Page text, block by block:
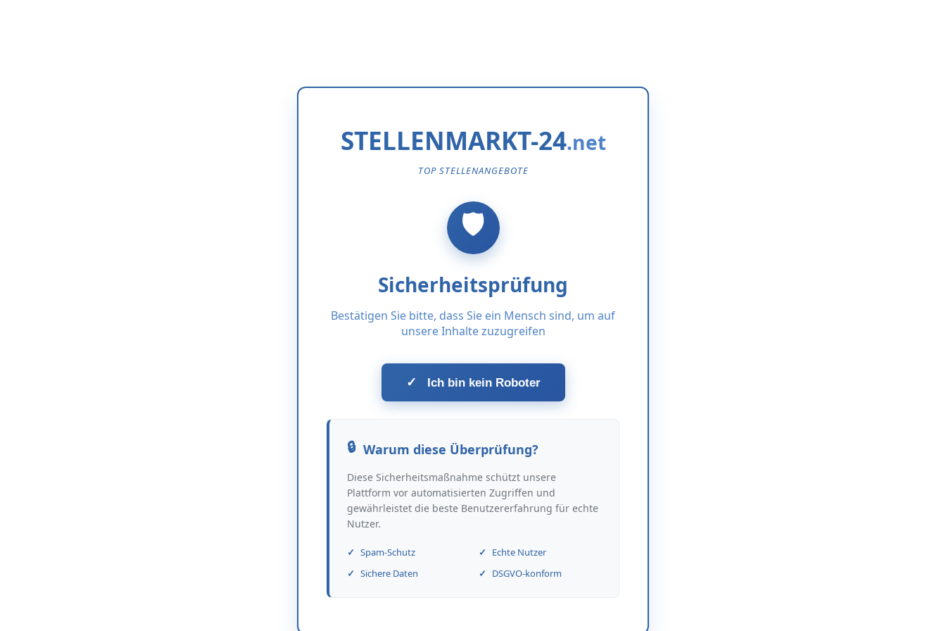
STELLENMARKT-24
TOP STELLENANGEBOTE
Sicherheitsprüfung
Bestätigen Sie bitte, dass Sie ein Mensch sind, um auf
unsere Inhalte zuzugreifen
✓ Ich bin kein Roboter
Warum diese Überprüfung?
Diese Sicherheitsmaßnahme schützt unsere
Plattform vor automatisierten Zugriffen und
gewährleistet die beste Benutzererfahrung für echte
Nutzer.
Spam-Schutz
Echte Nutzer
Sichere Daten
DSGVO-konform